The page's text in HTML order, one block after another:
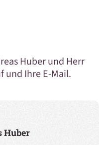
Huber und Herr
und Ihre E-Mail.
Huber